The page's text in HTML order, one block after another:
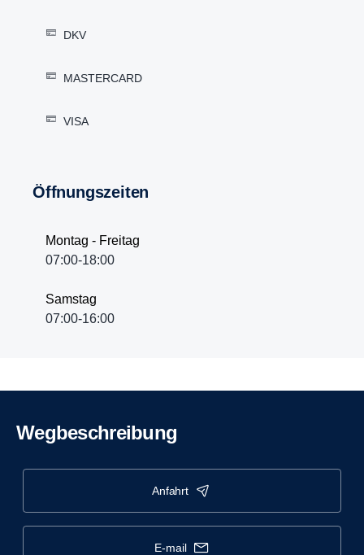
DKV
MASTERCARD
VISA
Öffnungszeiten
Montag - Freitag
07:00-18:00
Samstag
07:00-16:00
Wegbeschreibung
anfahrt
e-mail